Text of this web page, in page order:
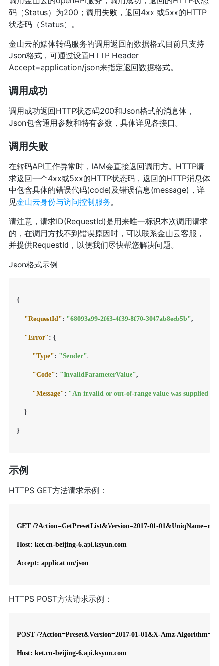
码（Status）为200；调用失败，返回4xx 或5xx的HTTP
状态码（Status）。
金山云的媒体转码服务的调用返回的数据格式目前只支持
Json格式，可通过设置HTTP Header
Accept=application/json来指定返回数据格式。
调用成功
调用成功返回HTTP状态码200和Json格式的消息体，
Json包含通用参数和特有参数，具体详见各接口。
调用失败
在转码API工作异常时，IAM会直接返回调用方。HTTP请
求返回一个4xx或5xx的HTTP状态码，返回的HTTP消息体
中包含具体的错误代码(code)及错误信息(message)，详
见金山云身份与访问控制服务。
请注意，请求ID(RequestId)是用来唯一标识本次调用请求
的，在调用方找不到错误原因时，可以联系金山云客服，
并提供RequestId，以便我们尽快帮您解决问题。
Json格式示例
{
"RequestId": "68093a99-2f63-4f39-8f70-3047ab8ecb5b",
"Error": {
"Type": "Sender",
"Code": "InvalidParameterValue",
"Message": "An invalid or out-of-range value was supplied
}
}
示例
HTTPS GET方法请求示例：
GET /?Action=GetPresetList&Version=2017-01-
Host: ket.cn-beijing-6.api.ksyun.com
Accept: application/json
HTTPS POST方法请求示例：
POST /?Action=Preset&Version=2017-01-01&X-Amz-
Host: ket.cn-beijing-6.api.ksyun.com